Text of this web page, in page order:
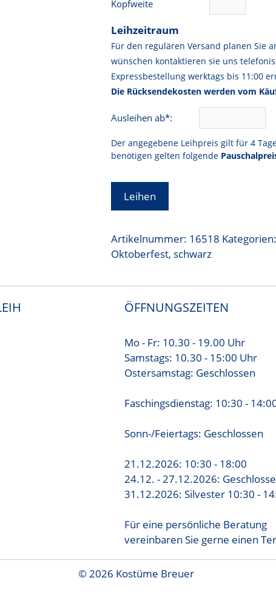
Kopfweite
Leihzeitraum
Für den regulären Versand planen Sie
wünschen kontaktieren sie uns
Expressbestellung werktags bis 11:00
Die Rücksendekosten werden vom
Ausleihen ab*:
Der angegebene Leihpreis gilt für 4
benötigen gelten folgende
Leihen
Artikelnummer: 16518 Kategorien:
Oktoberfest, schwarz
ÖFFNUNGSZEITEN
Mo - Fr: 10.30 - 19.00 Uhr
Samstags: 10.30 - 15:00 Uhr
Ostersamstag: Geschlossen
Faschingsdienstag: 10:30 -
Sonn-/Feiertags: Geschlossen
21.12.2026: 10:30 - 18:00
24.12. - 27.12.2026:
31.12.2026: Silvester 10:30 -
Für eine persönliche Beratung
vereinbaren Sie gerne einen
© 2026 Kostüme Breuer